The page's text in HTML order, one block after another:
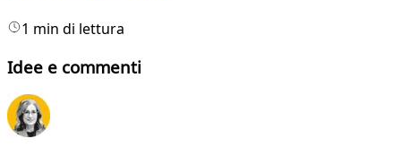
1 min di lettura
Idee e commenti